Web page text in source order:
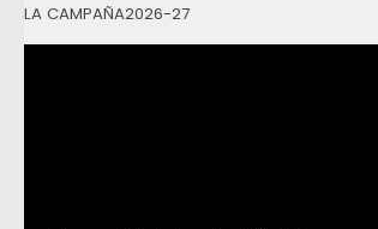
LA CAMPAÑA2026-27